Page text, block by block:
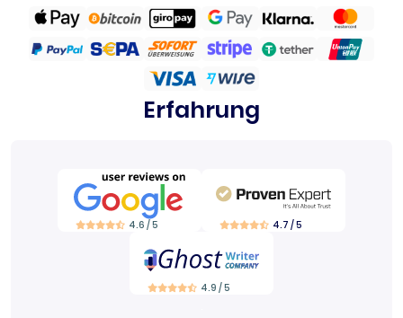
Erfahrung
4.6 / 5 4.7 / 5
4.9 / 5